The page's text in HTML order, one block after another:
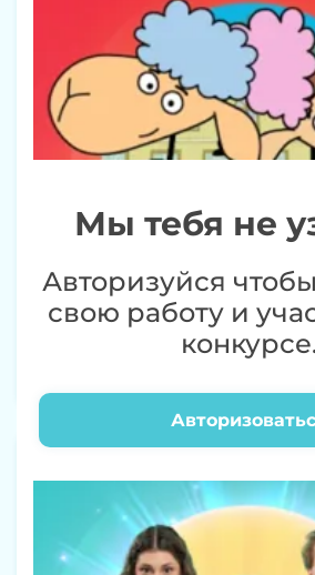
Мы тебя не
Авторизуйся
свою работу и